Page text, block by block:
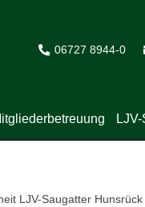
06727 8944-0
LJV-Saugatter Hunsrück